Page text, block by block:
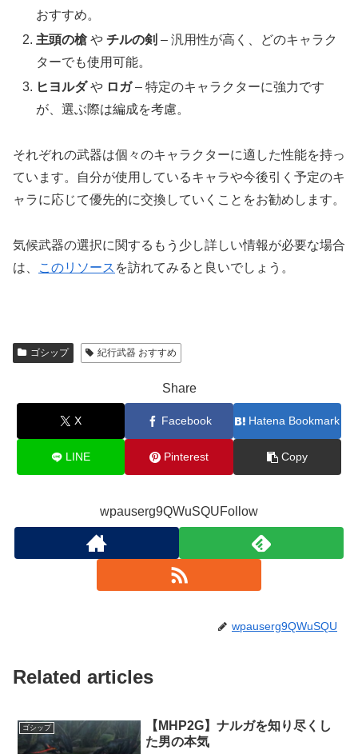
おすすめ。
主頭の槍 やチルの剣 – 汎用性が高く、どのキャラク
ターでも使用可能。
ヒヨルダや ロガ– 特定のキャラクターに強力です
が、選ぶ際は編成を考慮。
それぞれの武器は個々のキャラクターに適した性能を持っ
ています。自分が使用しているキャラや今後引く予定のキ
ャラに応じて優先的に交換していくことをお勧めします。
気候武器の選択に関するもう少し詳しい情報が必要な場合
は、
このリソース を訪れてみると良いでしょう。
ゴシップ 紀行武器 おすすめ
Share
X Facebook Hatena Bookmark
LINE Pinterest Copy
wpauserg9QWuSQUFollow
wpauserg9QWuSQU
Related articles
ゴシップ
【MHP2G】ナルガを知り尽くし
た男の本気